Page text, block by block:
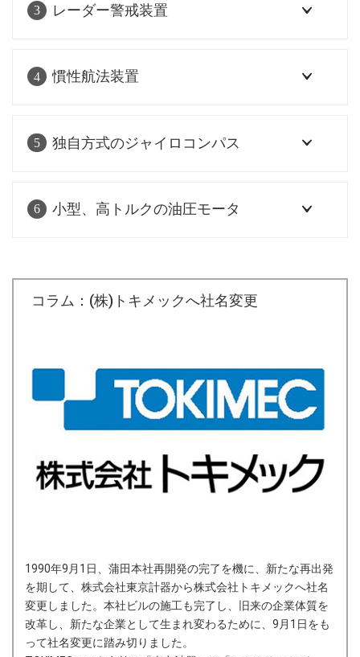
3 レーダー警戒装置
4 慣性航法装置
5 独自方式のジャイロコンパス
6 小型、高トルクの油圧モータ
コラム：(株)トキメックへ社名変更
1990年9月1日、蒲田本社再開発の完了を機に、新たな再出発
を期して、株式会社東京計器から株式会社トキメックへ社名
変更しました。本社ビルの施工も完了し、旧来の企業体質を
改革し、新たな企業として生まれ変わるために、9月1日をも
って社名変更に踏み切りました。